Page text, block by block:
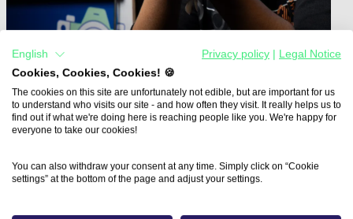
Home
English Privacy policy
Legal Notice
Cookies, Cookies, Cookies! 🍪
The cookies on this site are unfortunately not edible, but are important for us
to understand who visits our site - and how often they visit. It really helps us to
find out if what we're doing here is reaching people like you. We're happy for
everyone to take our cookies!
You can also withdraw your consent at any time. Simply click on “Cookie
settings” at the bottom of the page and adjust your settings.